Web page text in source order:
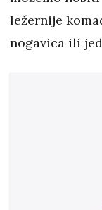
ležernije
nogavica ili